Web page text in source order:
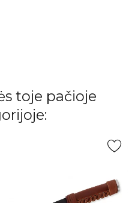
toje pačioje